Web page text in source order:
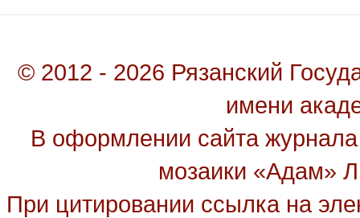
© 2012 - 2026 Рязанский
имени
В оформлении сайта
мозаики «Адам»
При цитировании ссылка на